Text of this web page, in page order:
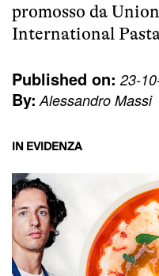
promosso da
International
Published on: 23-
By: Alessandro Massi
IN EVIDENZA